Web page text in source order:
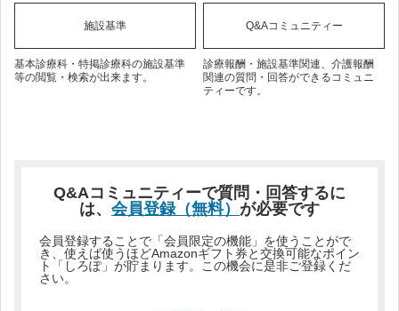
施設基準
基本診療科・特掲診療科の施設基準
等の閲覧・検索が出来ます。
Q&Aコミュニティー
診療報酬・施設基準関連、介護報酬
関連の質問・回答ができるコミュニ
ティーです。
Q&Aコミュニティーで質問・回答するに
は、 会員登録（無料） が必要です
会員登録することで「会員限定の機能」を使うことがで
き、使えば使うほどAmazonギフト券と交換可能なポイン
ト「しろぽ」が貯まります。この機会に是非ご登録くだ
さい。